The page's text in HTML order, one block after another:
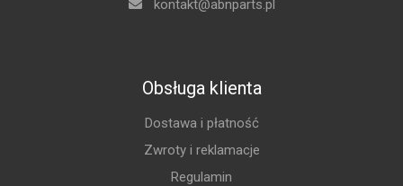
kontakt@abnparts.pl
Obsługa klienta
Dostawa i płatność
Zwroty i reklamacje
Regulamin